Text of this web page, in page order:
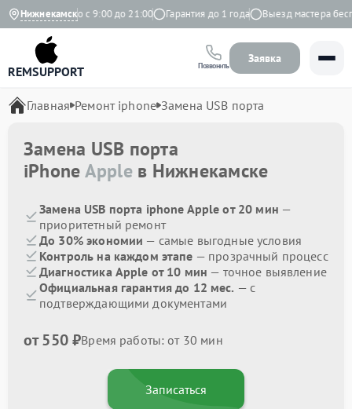
Нижнекамск
Ежедневно с 9:00 до 21:00 Гарантия до 1 года Выезд мастера
REMSUPPORT Позвонить
Заявка
Главная Ремонт iphone Замена USB порта
Замена USB порта
iPhoneAppleв Нижнекамске
Замена USB порта iphone Apple от 20 мин —
приоритетный ремонт
До 30% экономии — самые выгодные условия
Контроль на каждом этапе — прозрачный процесс
Диагностика Apple от 10 мин — точное выявление
Официальная гарантия до 12 мес. — с
подтверждающими документами
от 550 ₽Время работы: от 30 мин
Записаться